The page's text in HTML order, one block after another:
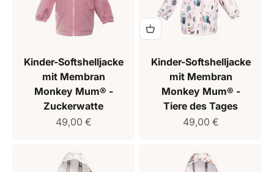
Kinder-Softshelljacke
mit Membran
Monkey Mum® -
Zuckerwatte
Verkaufspreis
49,00 €
Kinder-Softshelljacke
mit Membran
Monkey Mum® -
Tiere des Tages
Verkaufspreis
49,00 €